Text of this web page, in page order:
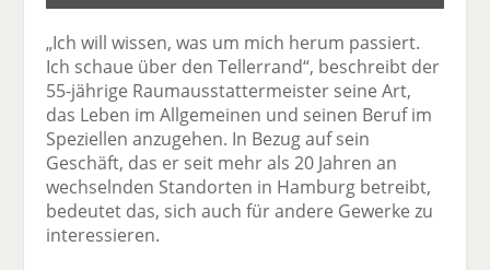
„Ich will wissen, was um mich herum passiert.
Ich schaue über den Tellerrand“, beschreibt der
55-jährige Raumausstattermeister seine Art,
das Leben im Allgemeinen und seinen Beruf im
Speziellen anzugehen. In Bezug auf sein
Geschäft, das er seit mehr als 20 Jahren an
wechselnden Standorten in Hamburg betreibt,
bedeutet das, sich auch für andere Gewerke zu
interessieren.